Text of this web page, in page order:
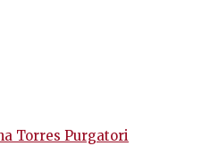
Torres Purgatori